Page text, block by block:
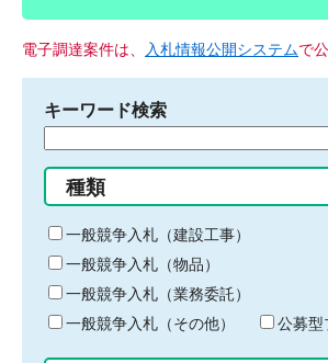
電子調達案件は、 入札情報公開システムで
キーワード検索
る
キ
ー
ワ
ー
ド
種類
一般競争入札（建設工事）
一般競争入札（物品）
一般競争入札（業務委託）
一般競争入札（その他）
公募型